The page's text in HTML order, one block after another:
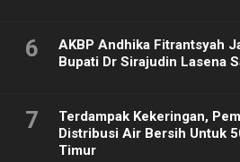
6
AKBP Andhika Fitrantsyah
Bupati Dr Sirajudin Lasena
7
Terdampak Kekeringan,
Distribusi Air Bersih Untuk
Timur